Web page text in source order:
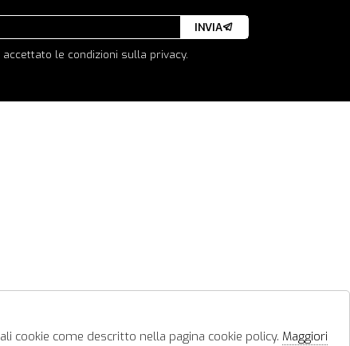
le condizioni sulla privacy.
INVIA
cookie come descritto nella pagina cookie policy. Maggiori